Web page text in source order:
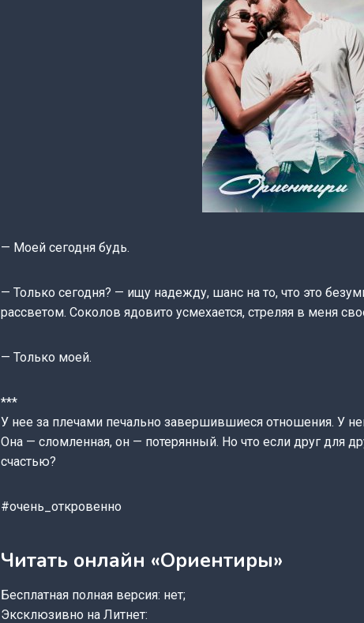
— Моей сегодня будь.
— Только сегодня? — ищу надежду, шанс на то, что это
рассветом. Соколов ядовито усмехается, стреляя в меня
— Только моей.
***
У нее за плечами печально завершившиеся отношения. У
Она — сломленная, он — потерянный. Но что если друг для
счастью?
#очень_откровенно
Читать онлайн «Ориентиры»
Бесплатная полная версия: нет;
Эксклюзивно на Литнет: